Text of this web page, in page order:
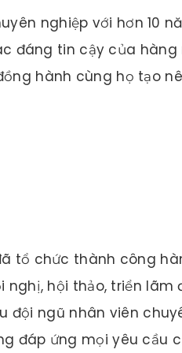
nghiệp với hơn 10
đáng tin cậy của
hành cùng họ tạo
tổ chức thành công
hội thảo, triển lãm
đội ngũ nhân viên
đáp ứng mọi yêu cầu